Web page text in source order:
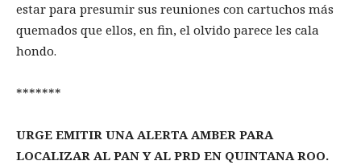
estar para presumir sus reuniones con cartuchos más
quemados que ellos, en fin, el olvido parece les cala
hondo.
*******
URGE EMITIR UNA ALERTA AMBER PARA
LOCALIZAR AL PAN Y AL PRD EN QUINTANA ROO.